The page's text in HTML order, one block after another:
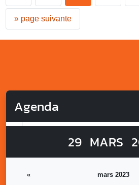
» page suivante
Agenda
29 MARS
« mars 2023